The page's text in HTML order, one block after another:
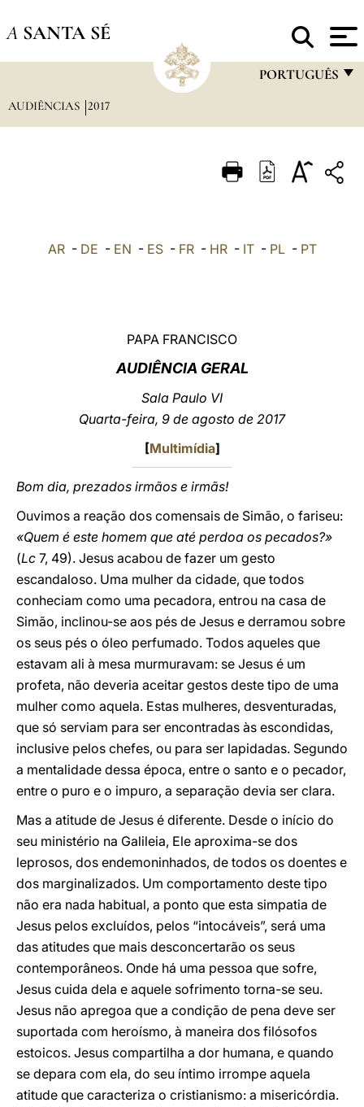
A SANTA SÉ
PORTUGUÊS
ITALIANO
AUDIÊNCIAS 2017
AR- DE - EN - ES- FR- HR- IT- PL- PT
PAPA FRANCISCO
AUDIÊNCIA GERAL
Sala Paulo VI
Quarta-feira, 9 de agosto de 2017
[Multimídia]
Bom dia, prezados irmãos e irmãs!
Ouvimos a reação dos comensais de Simão, o fariseu:
«Quem é este homem que até perdoa os pecados?»
(Lc 7, 49). Jesus acabou de fazer um gesto
escandaloso. Uma mulher da cidade, que todos
conheciam como uma pecadora, entrou na casa de
Simão, inclinou-se aos pés de Jesus e derramou sobre
os seus pés o óleo perfumado. Todos aqueles que
estavam ali à mesa murmuravam: se Jesus é um
profeta, não deveria aceitar gestos deste tipo de uma
mulher como aquela. Estas mulheres, desventuradas,
que só serviam para ser encontradas às escondidas,
inclusive pelos chefes, ou para ser lapidadas. Segundo
a mentalidade dessa época, entre o santo e o pecador,
entre o puro e o impuro, a separação devia ser clara.
Mas a atitude de Jesus é diferente. Desde o início do
seu ministério na Galileia, Ele aproxima-se dos
leprosos, dos endemoninhados, de todos os doentes e
dos marginalizados. Um comportamento deste tipo
não era nada habitual, a ponto que esta simpatia de
Jesus pelos excluídos, pelos “intocáveis”, será uma
das atitudes que mais desconcertarão os seus
contemporâneos. Onde há uma pessoa que sofre,
Jesus cuida dela e aquele sofrimento torna-se seu.
Jesus não apregoa que a condição de pena deve ser
suportada com heroísmo, à maneira dos filósofos
estoicos. Jesus compartilha a dor humana, e quando
se depara com ela, do seu íntimo irrompe aquela
atitude que caracteriza o cristianismo: a misericórdia.